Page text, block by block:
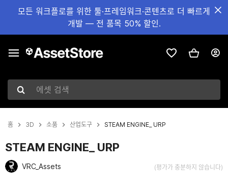
모든 워크플로를 위한 툴·프레임워크·콘텐츠로 더 빠르게
개발 — 전 품목 50% 할인.
에셋 검색
홈 3D 소품 산업도구 STEAM ENGINE_ URP
STEAM ENGINE_ URP
VRC_Assets (평가가 충분하지 않습니다)